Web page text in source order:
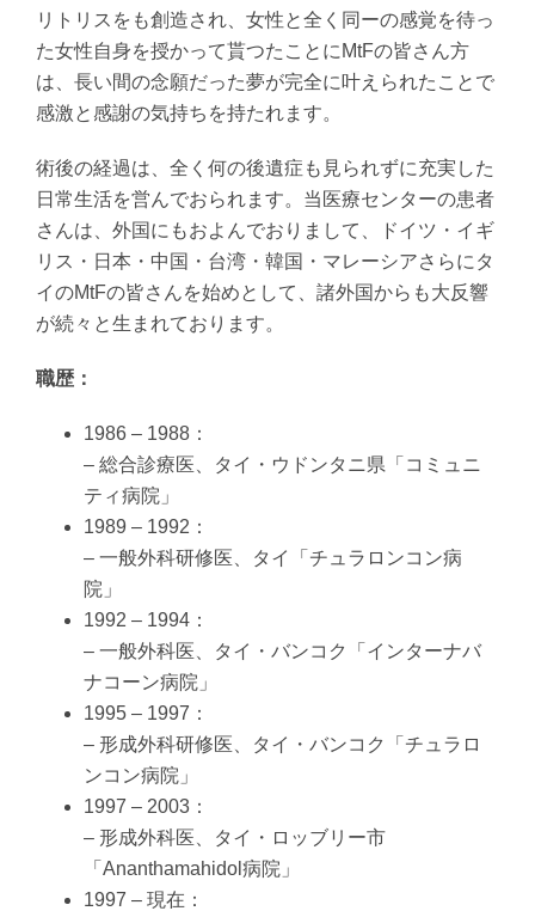
リトリスをも創造され、女性と全く同ーの感覚を待っ
た女性自身を授かって貰つたことにMtFの皆さん方
は、長い間の念願だった夢が完全に叶えられたことで
感激と感謝の気持ちを持たれます。
術後の経過は、全く何の後遺症も見られずに充実した
日常生活を営んでおられます。当医療センターの患者
さんは、外国にもおよんでおりまして、ドイツ・イギ
リス・日本・中国・台湾・韓国・マレーシアさらにタ
イのMtFの皆さんを始めとして、諸外国からも大反響
が続々と生まれております。
職歴：
1986 – 1988：
– 総合診療医、タイ・ウドンタニ県「コミュニ
ティ病院」
1989 – 1992：
– 一般外科研修医、タイ「チュラロンコン病
院」
1992 – 1994：
– 一般外科医、タイ・バンコク「インターナバ
ナコーン病院」
1995 – 1997：
– 形成外科研修医、タイ・バンコク「チュラロ
ンコン病院」
1997 – 2003：
– 形成外科医、タイ・ロッブリー市
「Ananthamahidol病院」
1997 – 現在：